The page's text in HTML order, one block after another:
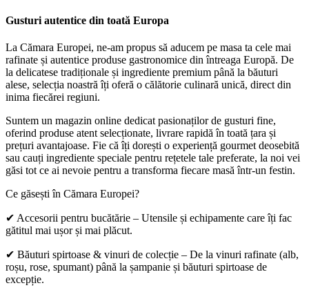
Gusturi autentice din toată Europa​
La Cămara Europei, ne-am propus să aducem pe masa ta cele mai
rafinate și autentice produse gastronomice din întreaga Europă. De
la delicatese tradiționale și ingrediente premium până la băuturi
alese, selecția noastră îți oferă o călătorie culinară unică, direct din
inima fiecărei regiuni.
Suntem un magazin online dedicat pasionaților de gusturi fine,
oferind produse atent selecționate, livrare rapidă în toată țara și
prețuri avantajoase. Fie că îți dorești o experiență gourmet deosebită
sau cauți ingrediente speciale pentru rețetele tale preferate, la noi vei
găsi tot ce ai nevoie pentru a transforma fiecare masă într-un festin.
Ce găsești în Cămara Europei?
✔ Accesorii pentru bucătărie – Utensile și echipamente care îți fac
gătitul mai ușor și mai plăcut.
✔ Băuturi spirtoase & vinuri de colecție – De la vinuri rafinate (alb,
roșu, rose, spumant) până la șampanie și băuturi spirtoase de
excepție.